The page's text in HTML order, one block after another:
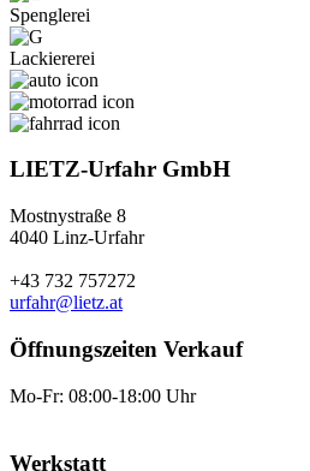
Spenglerei
Lackiererei
LIETZ-Urfahr GmbH
Mostnystraße 8
4040 Linz-Urfahr
+43 732 757272
urfahr@lietz.at
Öffnungszeiten Verkauf
Mo-Fr: 08:00-18:00 Uhr
Werkstatt